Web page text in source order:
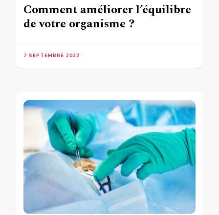
Comment améliorer l’équilibre
de votre organisme ?
7 SEPTEMBRE 2022